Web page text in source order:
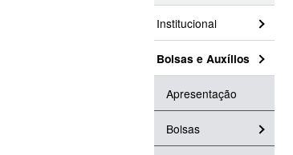
Institucional
Bolsas e Auxílios
Apresentação
Bolsas